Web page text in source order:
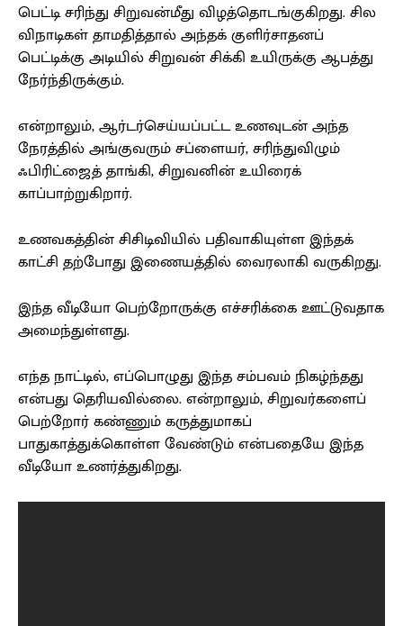
பெட்டி சரிந்து சிறுவன்மீது விழத்தொடங்குகிறது. சில
விநாடிகள் தாமதித்தால் அந்தக் குளிர்சாதனப்
பெட்டிக்கு அடியில் சிறுவன் சிக்கி உயிருக்கு ஆபத்து
நேர்ந்திருக்கும்.
என்றாலும், ஆர்டர்செய்யப்பட்ட உணவுடன் அந்த
நேரத்தில் அங்குவரும் சப்ளையர், சரிந்துவிழும்
ஃபிரிட்ஜைத் தாங்கி, சிறுவனின் உயிரைக்
காப்பாற்றுகிறார்.
உணவகத்தின் சிசிடிவியில் பதிவாகியுள்ள இந்தக்
காட்சி தற்போது இணையத்தில் வைரலாகி வருகிறது.
இந்த வீடியோ பெற்றோருக்கு எச்சரிக்கை ஊட்டுவதாக
அமைந்துள்ளது.
எந்த நாட்டில், எப்பொழுது இந்த சம்பவம் நிகழ்ந்தது
என்பது தெரியவில்லை. என்றாலும், சிறுவர்களைப்
பெற்றோர் கண்ணும் கருத்துமாகப்
பாதுகாத்துக்கொள்ள வேண்டும் என்பதையே இந்த
வீடியோ உணர்த்துகிறது.